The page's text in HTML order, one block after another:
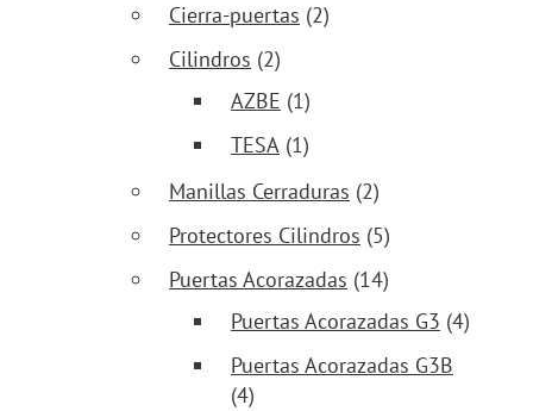
Cierra-puertas (2)
Cilindros (2)
AZBE (1)
TESA (1)
Manillas Cerraduras (2)
Protectores Cilindros (5)
Puertas Acorazadas (14)
Puertas Acorazadas G3 (4)
Puertas Acorazadas G3B
(4)